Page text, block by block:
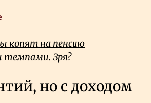
копят на пенсию
темпами. Зря?
но с доходом